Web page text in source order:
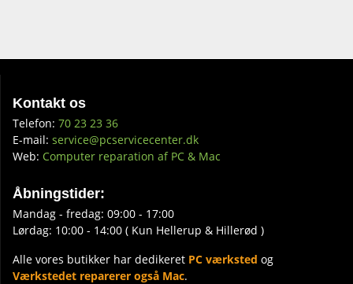
Kontakt os
Telefon: 70 23 23 36
E-mail: service@pcservicecenter.dk
Web: Computer reparation af PC & Mac
Åbningstider:
Mandag - fredag: 09:00 - 17:00
Lørdag: 10:00 - 14:00 ( Kun Hellerup & Hillerød )
Alle vores butikker har dedikeret PC værksted og
Værkstedet reparerer også Mac.